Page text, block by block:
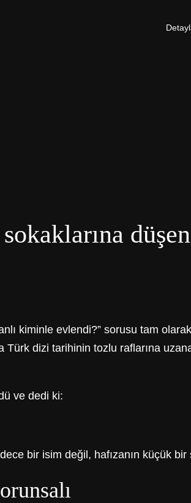
düşen
kiminle evlendi?” sorusu tam
dizi tarihinin tozlu raflarına
ve dedi ki:
bir isim değil, hafızanın küçük bir